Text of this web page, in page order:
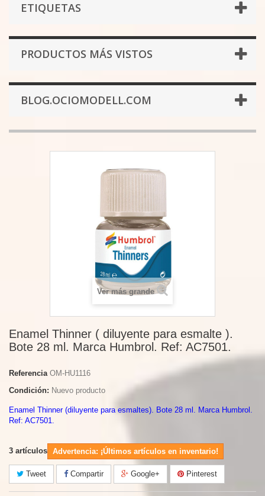
ETIQUETAS
PRODUCTOS MÁS VISTOS
BLOG.OCIOMODELL.COM
Ver más grande
Enamel Thinner ( diluyente para esmalte ).
Bote 28 ml. Marca Humbrol. Ref: AC7501.
Referencia OM-HU1116
Condición: Nuevo producto
Enamel Thinner (diluyente para esmaltes). Bote 28 ml. Marca Humbrol.
Ref: AC7501.
3 artículos Advertencia: ¡Últimos artículos en inventario!
Tweet Compartir Google+ Pinterest